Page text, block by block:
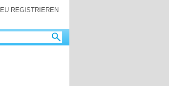
REGISTRIEREN